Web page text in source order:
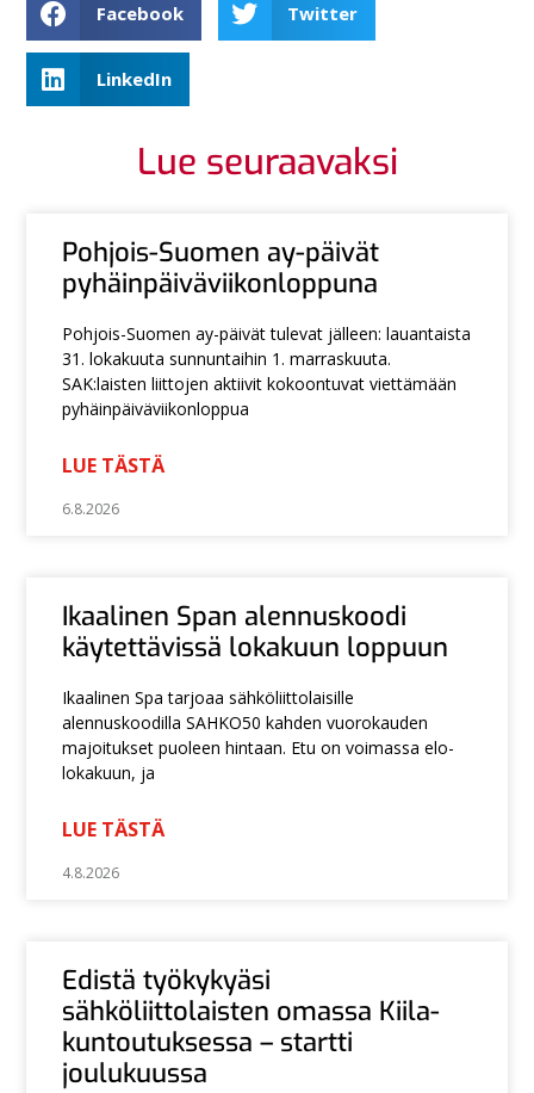
Facebook Twitter
LinkedIn
Lue seuraavaksi
Pohjois-Suomen ay-päivät
pyhäinpäiväviikonloppuna
Pohjois-Suomen ay-päivät tulevat jälleen: lauantaista
31. lokakuuta sunnuntaihin 1. marraskuuta.
SAK:laisten liittojen aktiivit kokoontuvat viettämään
pyhäinpäiväviikonloppua
LUE TÄSTÄ
6.8.2026
Ikaalinen Span alennuskoodi
käytettävissä lokakuun loppuun
Ikaalinen Spa tarjoaa sähköliittolaisille
alennuskoodilla SAHKO50 kahden vuorokauden
majoitukset puoleen hintaan. Etu on voimassa elo-
lokakuun, ja
LUE TÄSTÄ
4.8.2026
Edistä työkykyäsi
sähköliittolaisten omassa Kiila-
kuntoutuksessa – startti
joulukuussa